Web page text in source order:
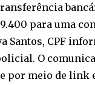
para uma
Santos, CPF
O
por meio de link